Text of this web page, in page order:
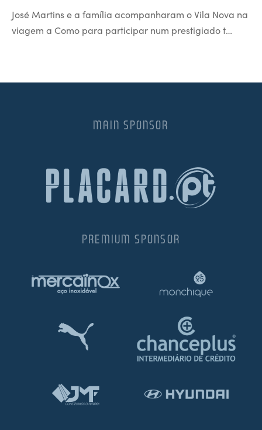
José Martins e a família acompanharam o Vila Nova na
viagem a Como para participar num prestigiado t…
MAIN SPONSOR
PREMIUM SPONSOR